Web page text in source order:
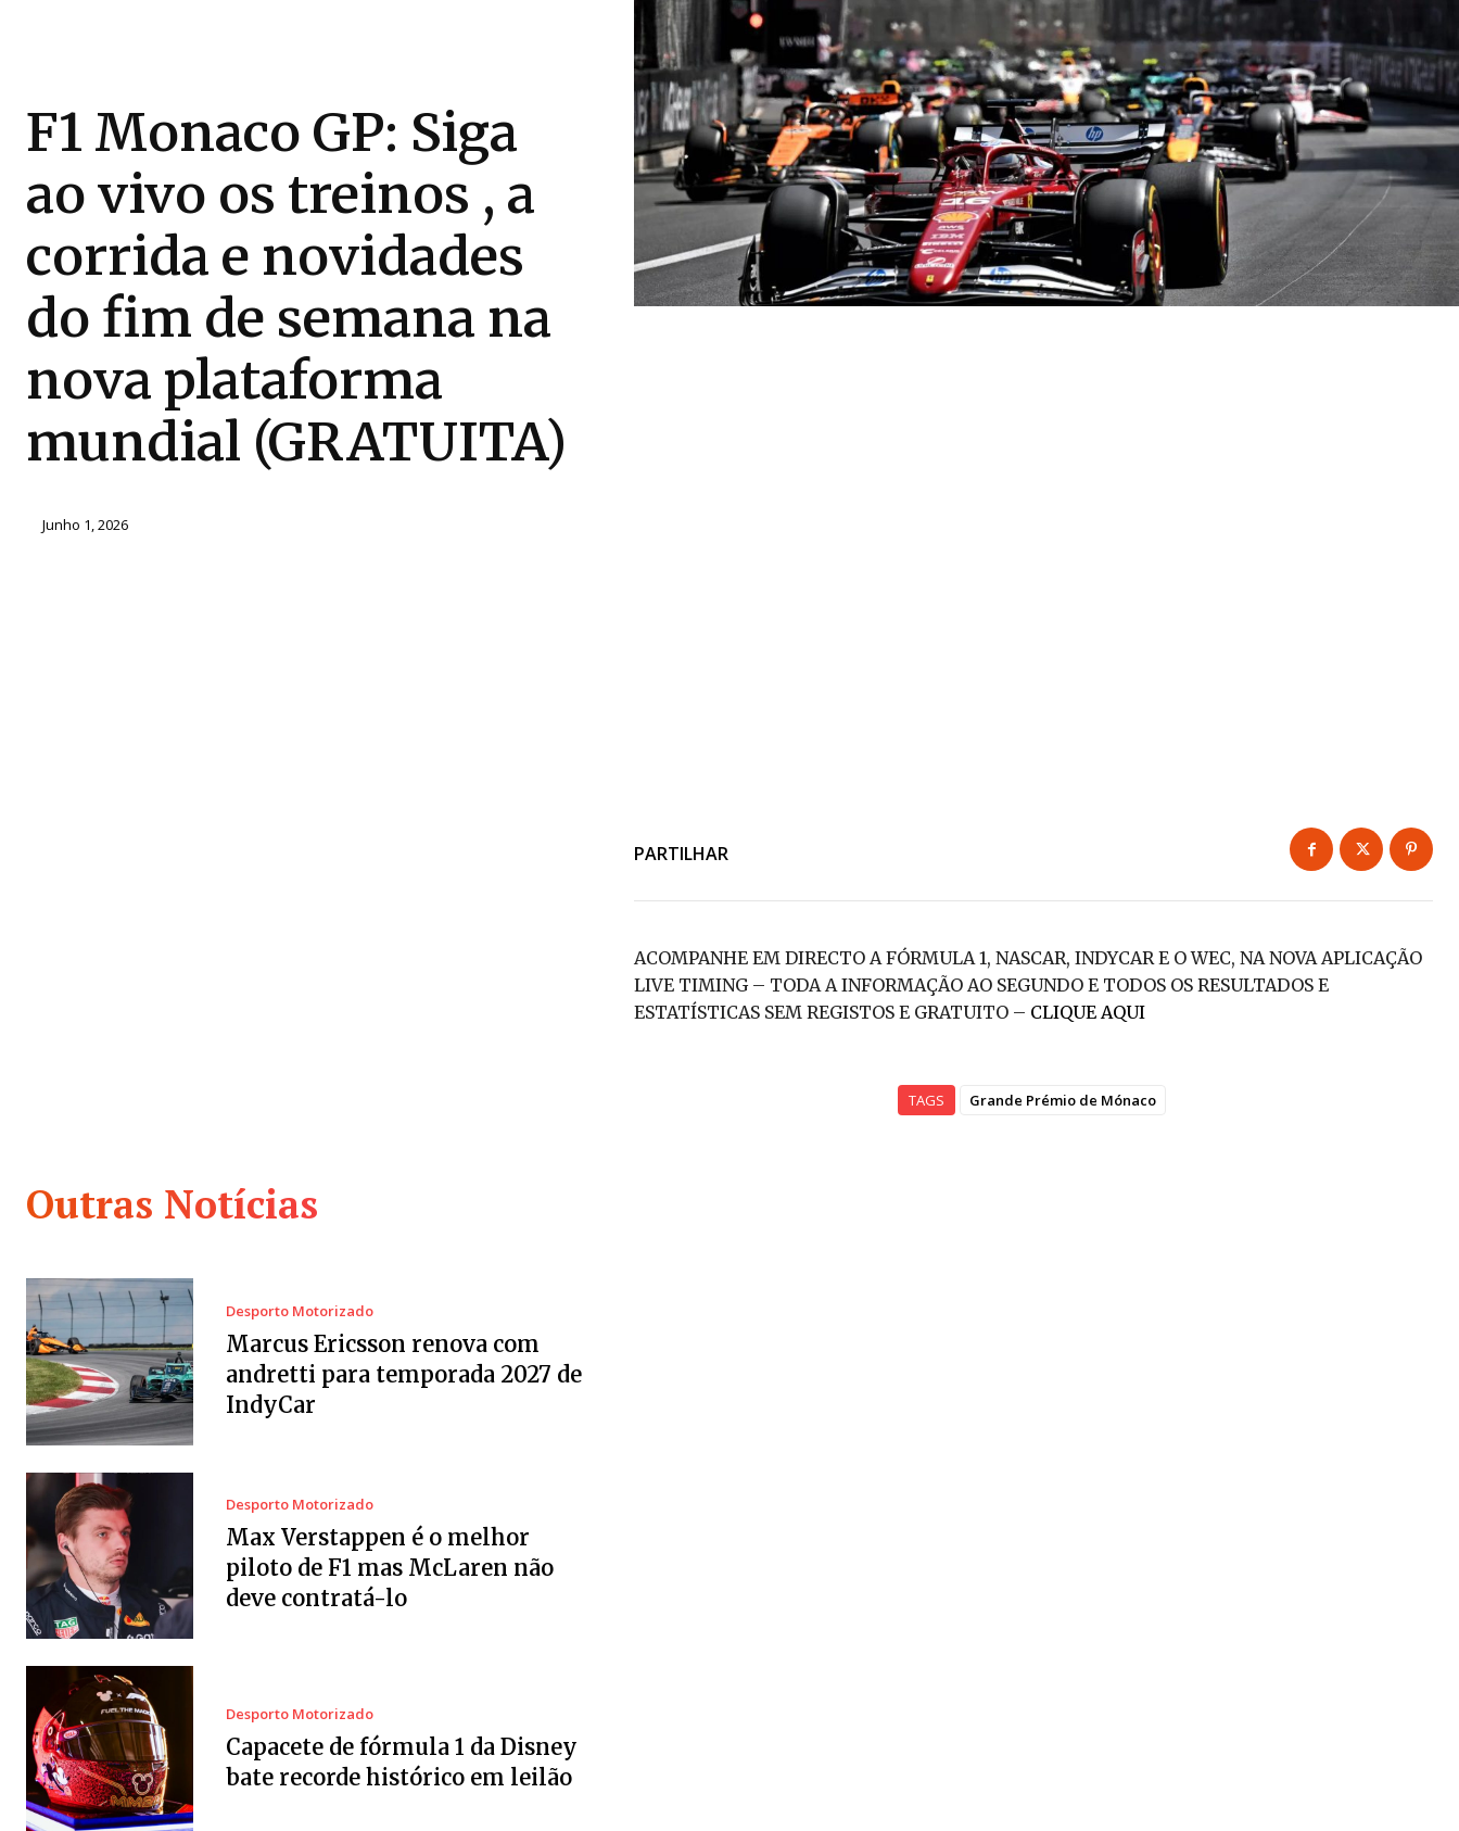
F1 Monaco GP: Siga
ao vivo os treinos , a
corrida e novidades
do fim de semana na
nova plataforma
mundial (GRATUITA)
Junho 1, 2026
Outras Notícias
Desporto Motorizado
Marcus Ericsson renova com
andretti para temporada 2027 de
IndyCar
Desporto Motorizado
Max Verstappen é o melhor
piloto de F1 mas McLaren não
deve contratá-lo
Desporto Motorizado
Capacete de fórmula 1 da Disney
bate recorde histórico em leilão
PARTILHAR
ACOMPANHE EM DIRECTO A FÓRMULA 1, NASCAR, INDYCAR E O WEC, NA NOVA APLICAÇÃO
LIVE TIMING – TODA A INFORMAÇÃO AO SEGUNDO E TODOS OS RESULTADOS E
ESTATÍSTICAS SEM REGISTOS E GRATUITO – CLIQUE AQUI
TAGS Grande Prémio de Mónaco